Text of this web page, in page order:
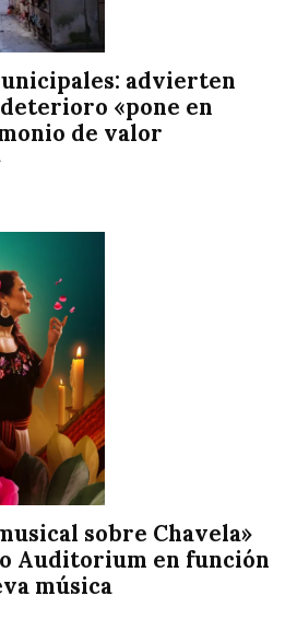
advierten
«pone en
de valor
sobre Chavela»
Auditorium en función
música